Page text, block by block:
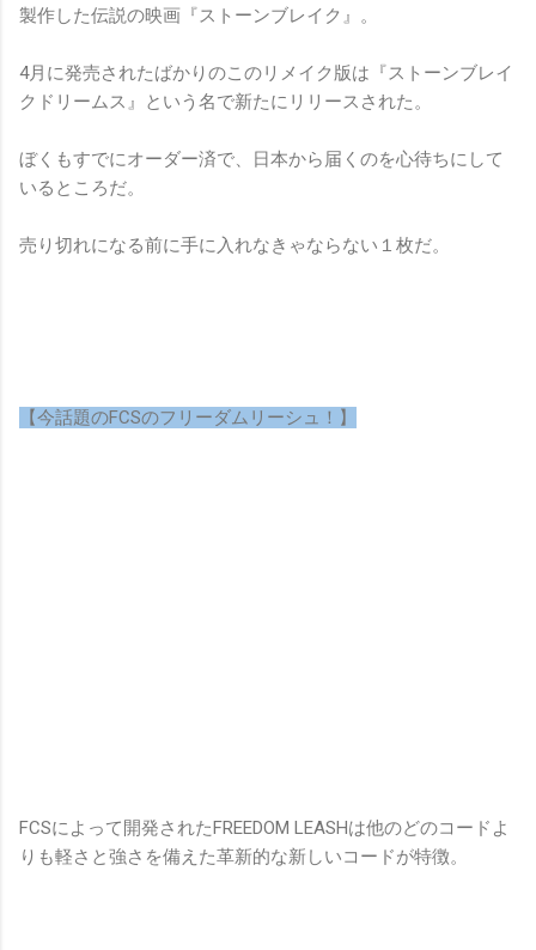
製作した伝説の映画『ストーンブレイク』。
4月に発売されたばかりのこのリメイク版は『ストーンブレイ
クドリームス』という名で新たにリリースされた。
ぼくもすでにオーダー済で、日本から届くのを心待ちにして
いるところだ。
売り切れになる前に手に入れなきゃならない１枚だ。
【今話題のFCSのフリーダムリーシュ！】
FCSによって開発されたFREEDOM LEASHは他のどのコードよ
りも軽さと強さを備えた革新的な新しいコードが特徴。